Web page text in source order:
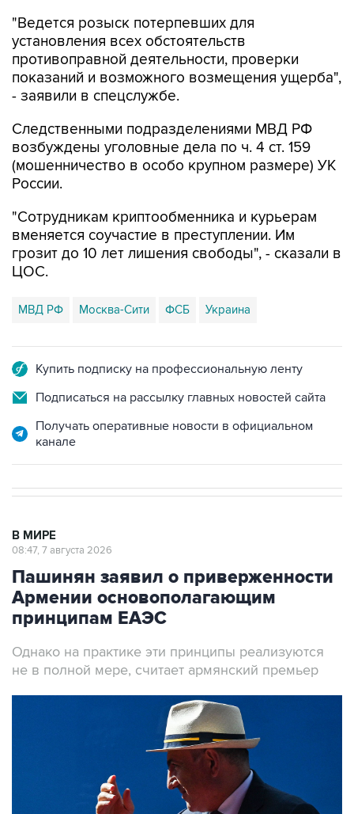
"Ведется розыск потерпевших для
установления всех обстоятельств
противоправной деятельности, проверки
показаний и возможного возмещения ущерба",
- заявили в спецслужбе.
Следственными подразделениями МВД РФ
возбуждены уголовные дела по ч. 4 ст. 159
(мошенничество в особо крупном размере) УК
России.
"Сотрудникам криптообменника и курьерам
вменяется соучастие в преступлении. Им
грозит до 10 лет лишения свободы", - сказали в
ЦОС.
МВД РФ Москва-Сити ФСБ Украина
Купить подписку на профессиональную ленту
Подписаться на рассылку главных новостей сайта
Получать оперативные новости в официальном
канале
В МИРЕ
08:47, 7 августа 2026
Пашинян заявил о приверженности
Армении основополагающим
принципам ЕАЭС
Однако на практике эти принципы реализуются
не в полной мере, считает армянский премьер